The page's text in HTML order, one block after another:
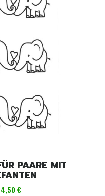
PAARE MIT
Preis
4,50 €